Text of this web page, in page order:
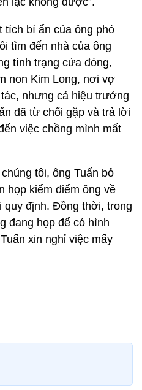
bí ẩn của ông phó
tìm đến nhà của ông
tình trạng cửa đóng,
non Kim Long, nơi vợ
nhưng cả hiệu trưởng
đã từ chối gặp và trả lời
việc chồng mình mất
tôi, ông Tuấn bỏ
họp kiểm điểm ông về
quy định. Đồng thời, trong
đang họp để có hình
xin nghỉ việc mấy